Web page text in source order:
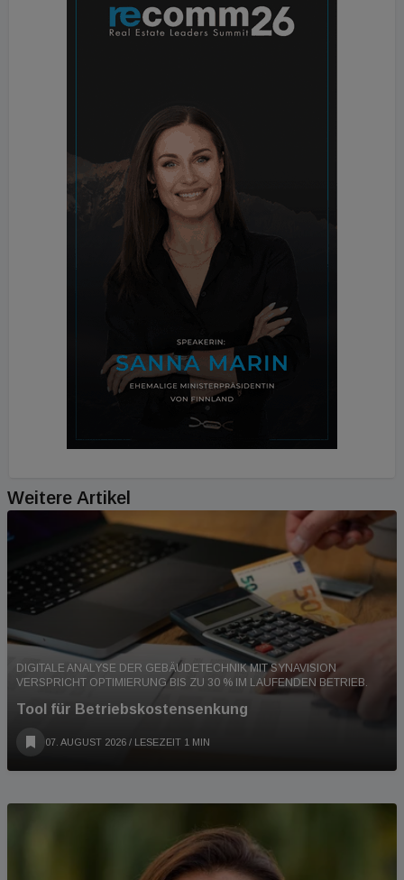
Weitere Artikel
DIGITALE ANALYSE DER GEBÄUDETECHNIK MIT SYNAVISION
VERSPRICHT OPTIMIERUNG BIS ZU 30 % IM LAUFENDEN BETRIEB.
Tool für Betriebskostensenkung
07. AUGUST 2026 / LESEZEIT 1 MIN